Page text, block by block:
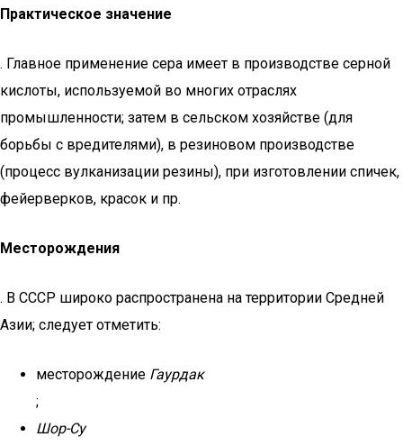
Практическое значение
. Главное применение сера имеет в производстве серной
кислоты, используемой во многих отраслях
промышленности; затем в сельском хозяйстве (для
борьбы с вредителями), в резиновом производстве
(процесс вулканизации резины), при изготовлении спичек,
фейерверков, красок и пр.
Месторождения
. В СССР широко распространена на территории Средней
Азии; следует отметить:
месторождение Гаурдак
;
Шор-Су